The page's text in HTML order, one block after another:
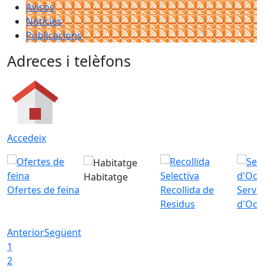
Avisos
Notícies
Publicacions
Adreces i telèfons
Accedeix
Ofertes de feina
Habitatge
Recollida de
Residus
Servei
AnteriorSegüent
1
2